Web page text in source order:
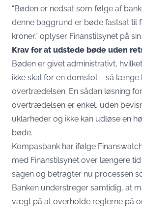
“Bøden er nedsat som følge af
denne baggrund er bøde fastsat til
kroner,” oplyser Finanstilsynet på
Krav for at udstede bøde uden
Bøden er givet administrativt,
ikke skal for en domstol – så længe
overtrædelsen. En sådan løsning
overtrædelsen er enkel, uden
uklarheder og ikke kan udløse en
bøde.
Kompasbank har ifølge
med Finanstilsynet over længere
sagen og betragter nu processen
Banken understreger samtidig, at
vægt på at overholde reglerne på